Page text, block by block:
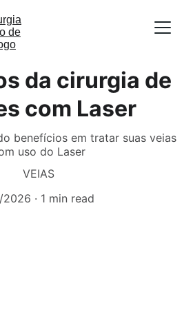
da cirurgia de
com Laser
benefícios em tratar suas veias
uso do Laser
VEIAS
2026
1 min read